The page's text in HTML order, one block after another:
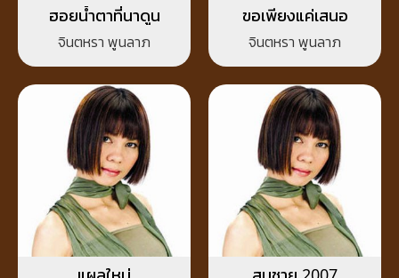
ฮอยน้ำตาที่นาดูน
จินตหรา พูนลาภ
ขอเพียงแค่เสนอ
จินตหรา พูนลาภ